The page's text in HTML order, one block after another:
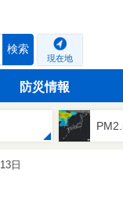
検索
現在地
防災情報
13日